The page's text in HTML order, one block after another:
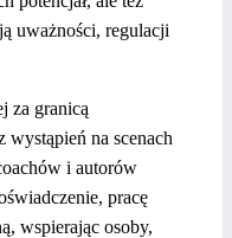
uważności, regulacji
za granicą
wystąpień na scenach
i autorów
pracę
wspierając osoby,